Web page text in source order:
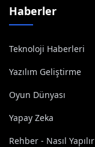
Haberler
Teknoloji Haberleri
Yazılım Geliştirme
Oyun Dünyası
Yapay Zeka
Rehber - Nasıl Yapılır